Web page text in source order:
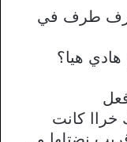
طرف في
هيا؟
كانت